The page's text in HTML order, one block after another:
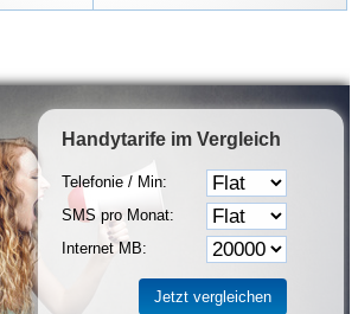
Handytarife im Vergleich
Telefonie / Min:
SMS pro Monat:
Internet MB: